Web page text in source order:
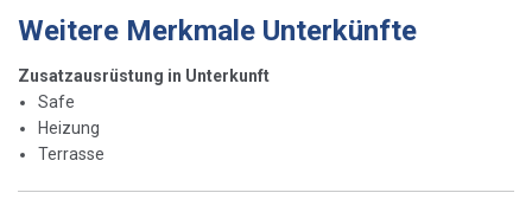
Weitere Merkmale Unterkünfte
Zusatzausrüstung in Unterkunft
Safe
Heizung
Terrasse